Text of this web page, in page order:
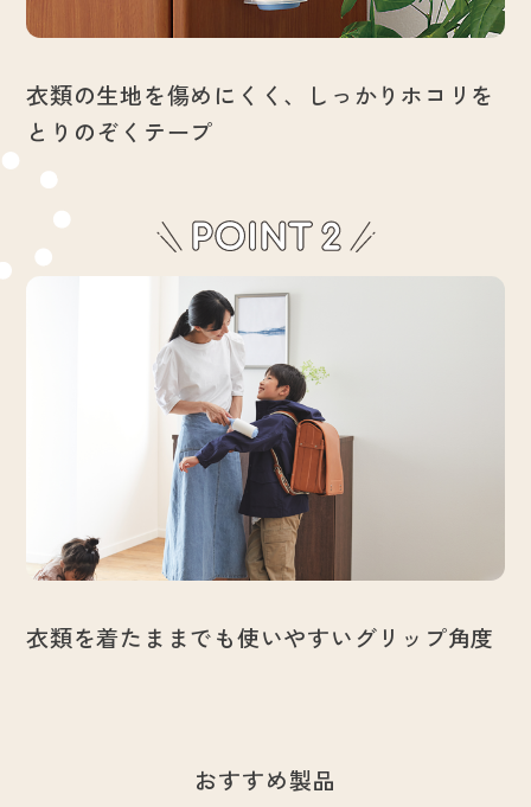
衣類の生地を傷めにくく、しっかりホコリを
とりのぞくテープ
衣類を着たままでも使いやすいグリップ角度
おすすめ製品